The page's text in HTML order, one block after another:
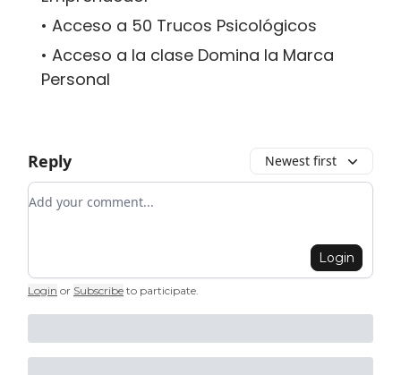
• Acceso a 50 Trucos Psicológicos
• Acceso a la clase Domina la Marca
Personal
Reply Newest first
Add your comment
Login
Login or Subscribe to participate.